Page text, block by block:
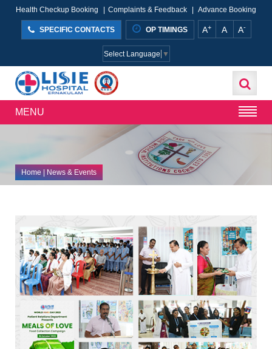
Health Checkup Booking Complaints & Feedback Advance Booking
SPECIFIC CONTACTS OP TIMINGS A+ A A-
Select Language ▼
MENU
Home| News & Events